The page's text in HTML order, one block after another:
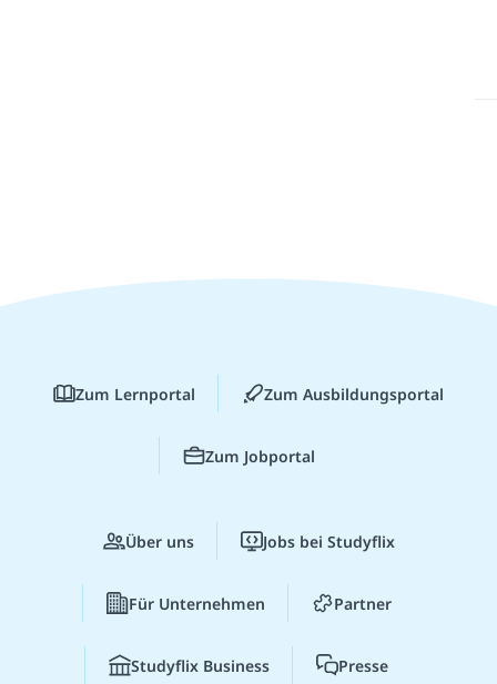
Zum Lernportal Zum Ausbildungsportal
Zum Jobportal
Über uns Jobs bei Studyflix
Für Unternehmen Partner
Studyflix Business Presse